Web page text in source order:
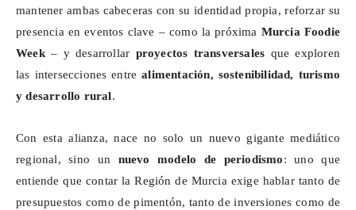
mantener ambas cabeceras con su identidad propia, reforzar su
presencia en eventos clave – como la próxima Murcia Foodie
Week– y desarrollar proyectos transversales que exploren
las intersecciones entrealimentación, sostenibilidad, turismo
y desarrollo rural.
Con esta alianza, nace no solo un nuevo gigante mediático
regional, sino un nuevo modelo de periodismo: uno que
entiende que contar la Región de Murcia exige hablar tanto de
presupuestos como de pimentón, tanto de inversiones como de